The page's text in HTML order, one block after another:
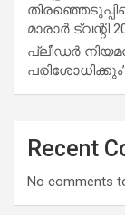
മാരാര്‍ ട്വന്റി
പ്ലീഡർ
Recent
No comments